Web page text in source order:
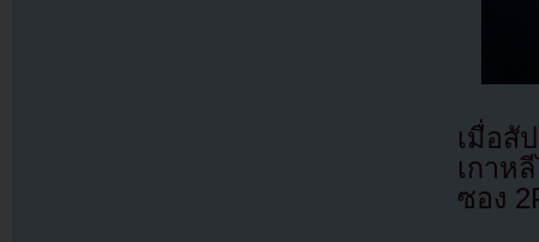
เมื่อสั
เกาห
ซอง